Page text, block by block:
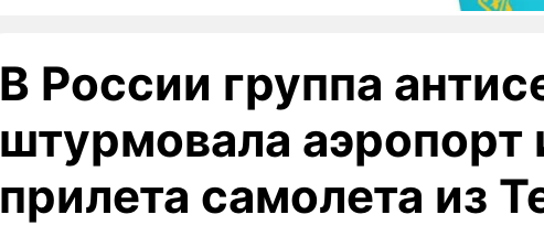
В России группа
штурмовала аэропорт
прилета самолета из